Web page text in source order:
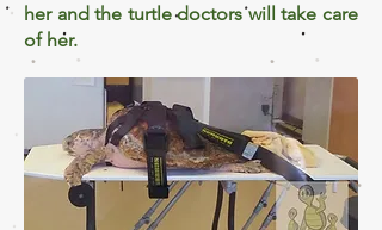
her and the turtle doctors will take care
of her.